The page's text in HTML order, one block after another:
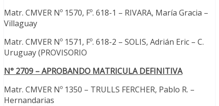
Matr. CMVER Nº 1570, Fº. 618-1 – RIVARA, María Gracia –
Villaguay
Matr. CMVER Nº 1571, Fº. 618-2 – SOLIS, Adrián Eric – C.
Uruguay (PROVISORIO
N° 2709 – APROBANDO MATRICULA DEFINITIVA
Matr. CMVER Nº 1350 – TRULLS FERCHER, Pablo R. –
Hernandarias